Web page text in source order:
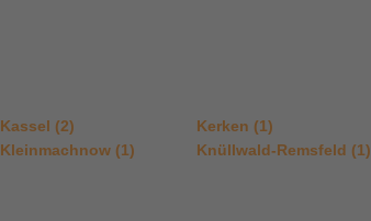
Kassel (2) Kerken (1)
Kleinmachnow (1) Knüllwald-Remsfeld (1)